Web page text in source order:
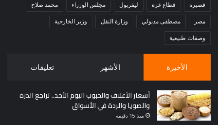
قصيره قطاع غزة ليفربول مجلس الوزراء محمد صلاح
مصر مصطفى مدبولي وزارة النقل وزير الخارجية
وصفات طبيعية
الأخيرة الأشهر تعليقات
أسعار الأعلاف والحبوب اليوم الأحد.. تراجع الذرة
والصويا والردة في الأسواق
منذ 15 دقيقة